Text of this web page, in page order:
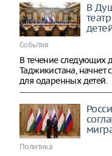
В
События
В течение следующих
Таджикистана, начнет
для одаренных детей.
Политика